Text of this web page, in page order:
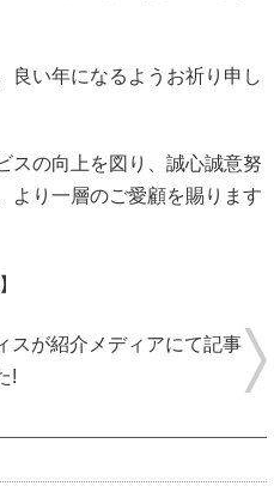
良い年になるようお祈り申し
スの向上を図り、誠心誠意努
より一層のご愛顧を賜ります
スが紹介メディアにて記事
!